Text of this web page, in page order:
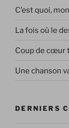
C’est quoi,
La fois où le
Coup de cœur
Une chanson
DERNIERS